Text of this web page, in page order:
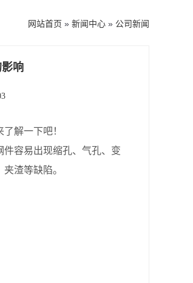
网站首页 » 新闻中心 » 公司新闻
响
解一下吧！
容易出现缩孔、气孔、变
渣等缺陷。